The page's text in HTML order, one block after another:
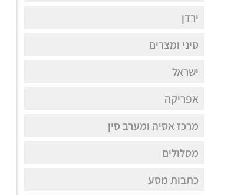
ירדן
סיני ומצרים
ישראל
אפריקה
מרכז אסיה ומערב סין
מסלולים
כתבות מסע